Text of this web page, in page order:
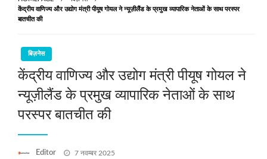
केंद्रीय वाणिज्य और उद्योग मंत्री पीयूष गोयल ने न्यूज़ीलैंड के प्रमुख व्यापारिक नेताओं के साथ परस्‍पर
बातचीत की
बिज़नेस
केंद्रीय वाणिज्य और उद्योग मंत्री पीयूष गोयल ने
न्यूज़ीलैंड के प्रमुख व्यापारिक नेताओं के साथ
परस्‍पर बातचीत की
Editor
Posted
7 नवम्बर 2025